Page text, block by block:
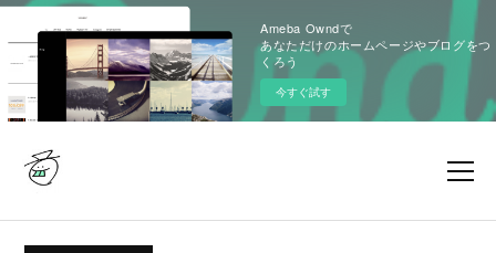
Ameba Owndで
あなただけのホームページやブログをつ
くろう
今すぐ試す